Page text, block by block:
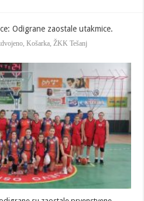
Odigrane zaostale utakmice.
,Košarka,ŽKK Tešanj